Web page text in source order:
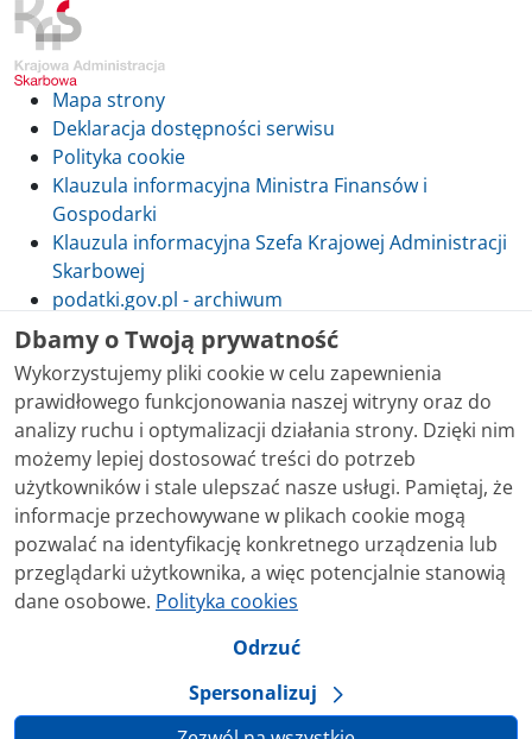
Mapa strony
Deklaracja dostępności serwisu
Polityka cookie
Klauzula informacyjna Ministra Finansów i
Gospodarki
Klauzula informacyjna Szefa Krajowej Administracji
Skarbowej
podatki.gov.pl - archiwum
Skontaktuj się z nami
Treści zamieszczone w serwisie udostępniamy
bezpłatnie. Korzystanie z treści opublikowanych w
serwisie podatki.gov.pl, niezależnie od celu i sposobu
korzystania, nie wymaga zgody Ministerstwa Finansów.
Treści znaczone w serwisie jako treści będące
przedmiotem praw autorskich, o ile nie jest to
stwierdzone inaczej, są udostępniane na licencji
Dbamy o Twoją prywatność
Wykorzystujemy pliki cookie w celu zapewnienia
prawidłowego funkcjonowania naszej witryny oraz do
analizy ruchu i optymalizacji działania strony. Dzięki nim
możemy lepiej dostosować treści do potrzeb
użytkowników i stale ulepszać nasze usługi. Pamiętaj, że
informacje przechowywane w plikach cookie mogą
pozwalać na identyfikację konkretnego urządzenia lub
przeglądarki użytkownika, a więc potencjalnie stanowią
dane osobowe. Polityka cookies
Odrzuć
Spersonalizuj